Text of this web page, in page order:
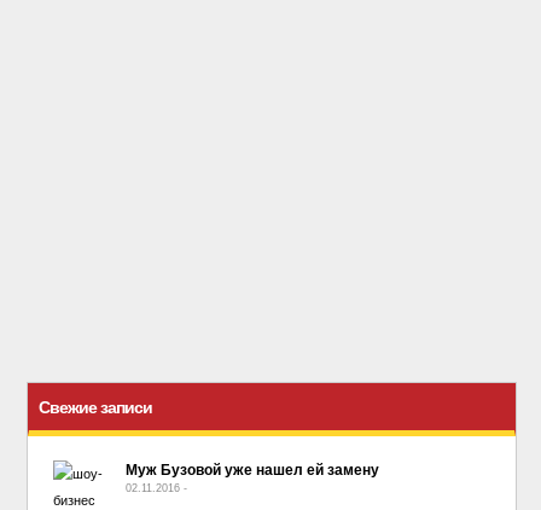
Свежие записи
Муж Бузовой уже нашел ей замену
02.11.2016 -